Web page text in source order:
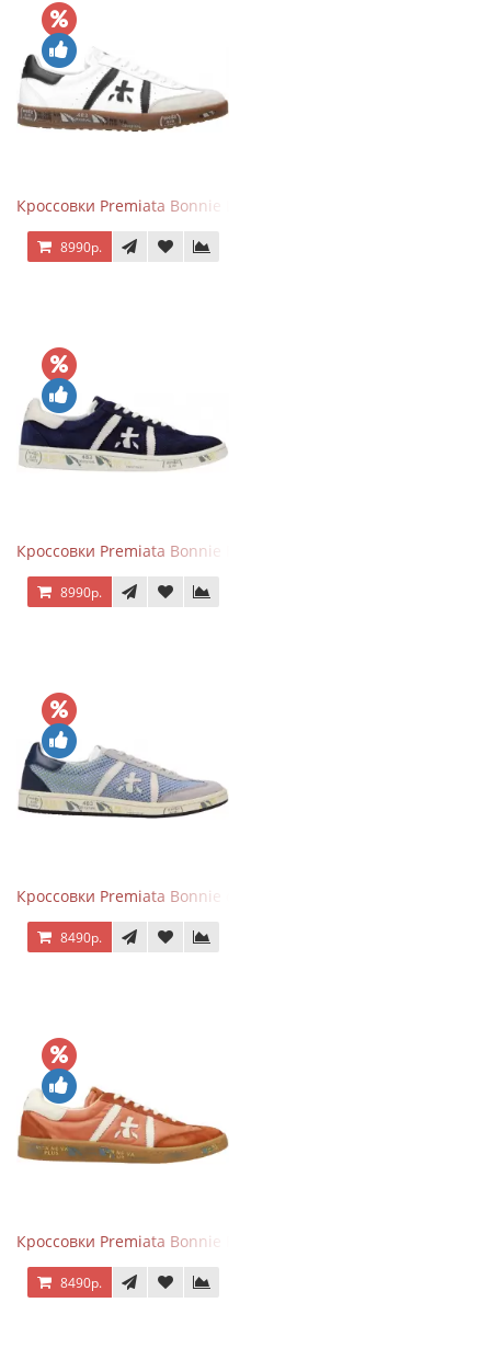
Кроссовки Premiata Bonnie Black White
8990р.
Кроссовки Premiata Bonnie Blue
8990р.
Кроссовки Premiata Bonnie серо-голубые
8490р.
Кроссовки Premiata Bonnie Brick Orange
8490р.